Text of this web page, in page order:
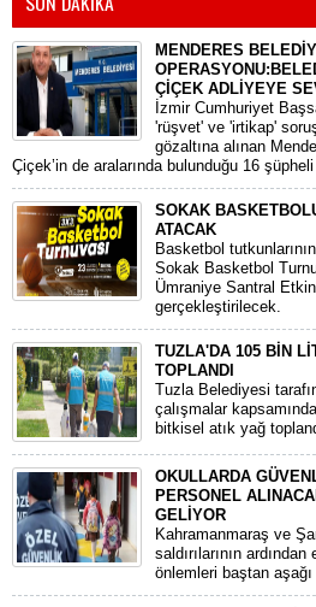
MENDERES
ÇİÇEK ADLİYEYE
​İzmir Cumhuriyet
'rüşvet' ve 'irtikap'
gözaltına alınan
Çiçek’in de aralarında bulunduğu 16
SOKAK
ATACAK
Basketbol
Sokak Basketbol
Ümraniye Santral
gerçekleştirilecek.
TUZLA'DA 105 BİN
TOPLANDI
Tuzla Belediyesi
çalışmalar
bitkisel atık yağ
OKULLARDA
PERSONEL
GELİYOR
​Kahramanmaraş ve
saldırılarının
önlemleri baştan